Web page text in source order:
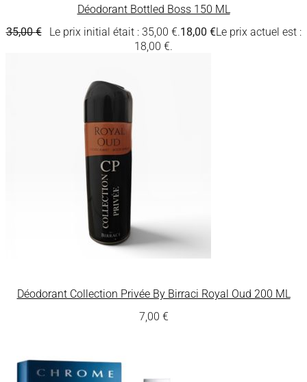
Déodorant Bottled Boss 150 ML
35,00€ Le prix initial était : 35,00 €.18,00 €Le prix actuel est :
18,00 €.
Déodorant Collection Privée By Birraci Royal Oud 200 ML
7,00 €